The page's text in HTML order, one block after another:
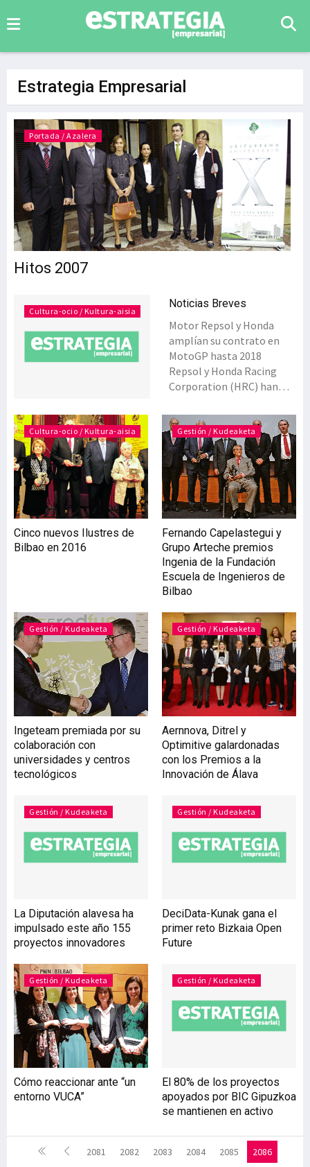
Estrategia Empresarial
Hitos 2007
Portada / Azalera
Cultura-ocio / Kultura-aisia
Noticias Breves
Motor Repsol y Honda
amplían su contrato en
MotoGP hasta 2018
Repsol y Honda Racing
Corporation (HRC) han
patrocinio un año más,
hasta diciembre de 2018.
La alianza entre la
compañía energética
española y el fabricante de
vehículos japonés, que se
inició en 1995 y suma 12
de pilotos, alcanzará las
24 temporadas de
duración. Pero la unión de
Repsol y Honda va más
deportivo convencional y
se concreta en una
estrecha relación entre los
laboratorios de Honda en
Saitama (Japón) y el
Centro de Tecnología
Repsol (España). El Libro
Ignacio Álvarez de Mon. Ed.
L
Cultura-ocio / Kultura-aisia
Cinco nuevos Ilustres de
Bilbao en 2016
Gestión / Kudeaketa
Fernando Capelastegui y
Grupo Arteche premios
Ingenia de la Fundación
Escuela de Ingenieros de
Bilbao
Gestión / Kudeaketa
Ingeteam premiada por su
colaboración con
universidades y centros
tecnológicos
Gestión / Kudeaketa
Aernnova, Ditrel y
Optimitive galardonadas
con los Premios a la
Innovación de Álava
Gestión / Kudeaketa
La Diputación alavesa ha
impulsado este año 155
proyectos innovadores
Gestión / Kudeaketa
DeciData-Kunak gana el
primer reto Bizkaia Open
Future
Gestión / Kudeaketa
Cómo reaccionar ante “un
entorno VUCA”
Gestión / Kudeaketa
El 80% de los proyectos
apoyados por BIC Gipuzkoa
se mantienen en activo
2081 2082 2083 2084 2085
2086